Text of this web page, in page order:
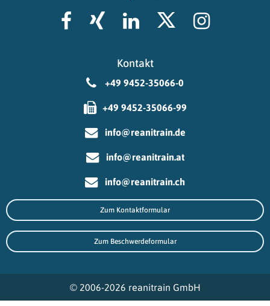
Kontakt
+49 9452-35066-0
+49 9452-35066-99
info@reanitrain.de
info@reanitrain.at
info@reanitrain.ch
Zum Kontaktformular
Zum Beschwerdeformular
© 2006-2026 reanitrain GmbH